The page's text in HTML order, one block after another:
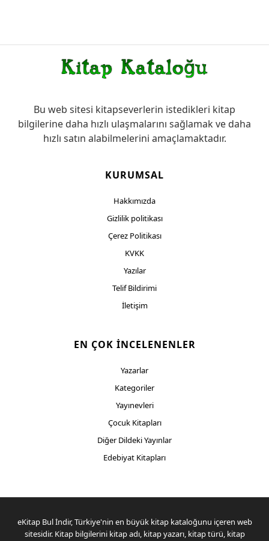
Bu web sitesi kitapseverlerin istedikleri kitap
bilgilerine daha hızlı ulaşmalarını sağlamak ve daha
hızlı satın alabilmelerini amaçlamaktadır.
KURUMSAL
Hakkımızda
Gizlilik politikası
Çerez Politikası
KVKK
Yazılar
Telif Bildirimi
İletişim
EN ÇOK İNCELENENLER
Yazarlar
Kategoriler
Yayınevleri
Çocuk Kitapları
Diğer Dildeki Yayınlar
Edebiyat Kitapları
eKitap Bul İndir, Türkiye'nin en büyük kitap kataloğunu içeren web
sitesidir. Kitap bilgilerini kitap adı, kitap yazarı, kitap türü, kitap